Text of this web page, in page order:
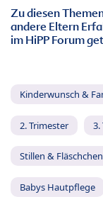
Zu diesen
andere Eltern
im HiPP Forum
Kinderwunsch &
2. Trimester 3.
Stillen & Fläschchen
Babys Hautpflege